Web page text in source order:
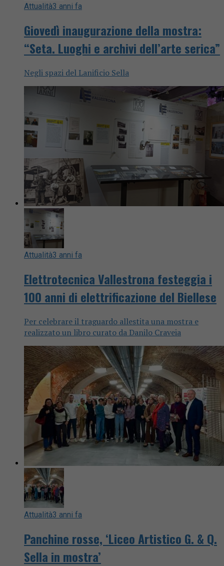
Attualità3 anni fa
Giovedì inaugurazione della mostra:
“Seta. Luoghi e archivi dell’arte serica”
Negli spazi del Lanificio Sella
Attualità3 anni fa
Elettrotecnica Vallestrona festeggia i
100 anni di elettrificazione del Biellese
Per celebrare il traguardo allestita una mostra e
realizzato un libro curato da Danilo Craveia
Attualità3 anni fa
Panchine rosse, ‘Liceo Artistico G. & Q.
Sella in mostra’